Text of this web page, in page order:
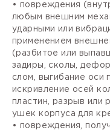
• повреждения
любым внешним
ударными или
применением
(разбитое или
задиры, сколы,
слом, выгибание оси
искривление осей
пластин, разрыв или
ушек корпуса для
• повреждения,